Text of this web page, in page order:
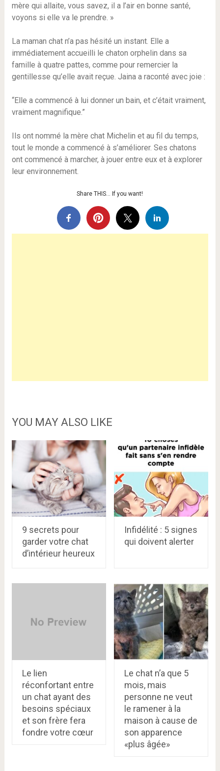
mère qui allaite, vous savez, il a l’air en bonne santé,
voyons si elle va le prendre. »
La maman chat n’a pas hésité un instant. Elle a
immédiatement accueilli le chaton orphelin dans sa
famille à quatre pattes, comme pour remercier la
gentillesse qu’elle avait reçue. Jaina a raconté avec joie :
“Elle a commencé à lui donner un bain, et c’était vraiment,
vraiment magnifique.”
Ils ont nommé la mère chat Michelin et au fil du temps,
tout le monde a commencé à s’améliorer. Ses chatons
ont commencé à marcher, à jouer entre eux et à explorer
leur environnement.
Share THIS… If you want!
YOU MAY ALSO LIKE
9 secrets pour
garder votre chat
d’intérieur heureux
Infidélité : 5 signes
qui doivent alerter
Le lien
réconfortant entre
un chat ayant des
besoins spéciaux
et son frère fera
fondre votre cœur
Le chat n’a que 5
mois, mais
personne ne veut
le ramener à la
maison à cause de
son apparence
«plus âgée»